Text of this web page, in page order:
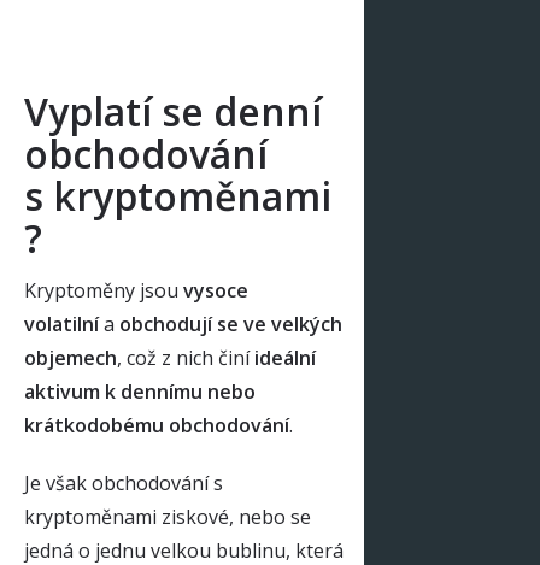
Vyplatí se denní
obchodování
s kryptoměnami
?
Kryptoměny jsou vysoce
volatilnía obchodují se ve velkých
objemech, což z nich činíideální
aktivum k dennímu nebo
krátkodobému obchodování.
Je však obchodování s
kryptoměnami ziskové, nebo se
jedná o jednu velkou bublinu, která